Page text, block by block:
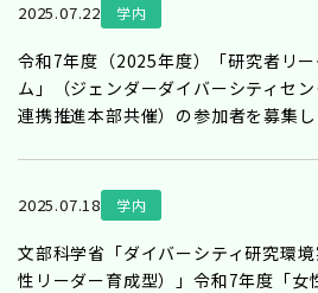
2025.07.22 学内
令和7年度（2025年度）「研究者リ
ム」（ジェンダーダイバーシティセ
連携推進本部共催）の参加者を募集
2025.07.18 学内
文部科学省「ダイバーシティ研究環
性リーダー育成型）」令和7年度「女